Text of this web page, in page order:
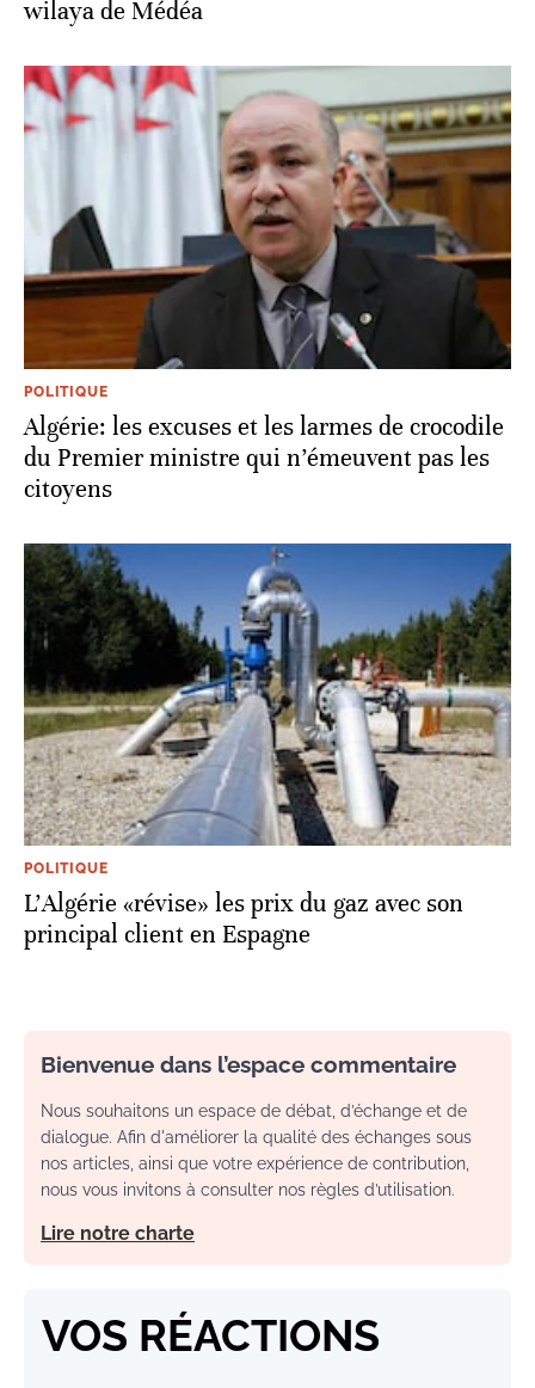
wilaya de Médéa
POLITIQUE
Algérie: les excuses et les larmes de crocodile
du Premier ministre qui n’émeuvent pas les
citoyens
POLITIQUE
L'Algérie «révise» les prix du gaz avec son
principal client en Espagne
Bienvenue dans l’espace commentaire
Nous souhaitons un espace de débat, d’échange et de
dialogue. Afin d'améliorer la qualité des échanges sous
nos articles, ainsi que votre expérience de contribution,
nous vous invitons à consulter nos règles d’utilisation.
Lire notre charte
VOS RÉACTIONS